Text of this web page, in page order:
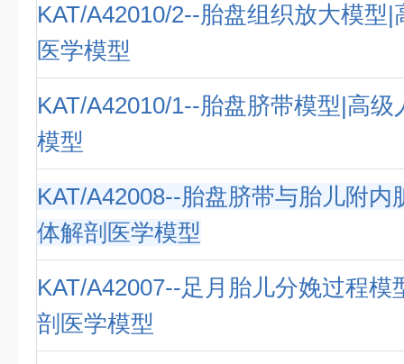
KAT/A42010/2--胎盘组织放大模型|
医学模型
KAT/A42010/1--胎盘脐带模型|高级
模型
KAT/A42008--胎盘脐带与胎儿附内
体解剖医学模型
KAT/A42007--足月胎儿分娩过程模
剖医学模型